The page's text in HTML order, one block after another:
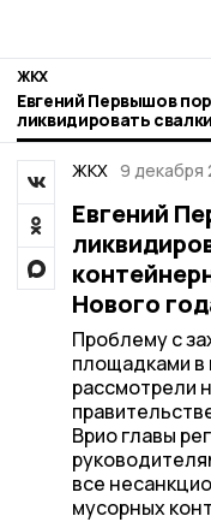
ЖКХ
Евгений Первышов
ликвидировать
площадок до Нового
ЖКХ 9 декабря
Евгений
Нового
Проблему с
площадками в
рассмотрели
Врио главы
все
мусорных